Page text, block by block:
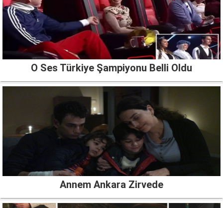
O Ses Türkiye Şampiyonu Belli Oldu
Annem Ankara Zirvede